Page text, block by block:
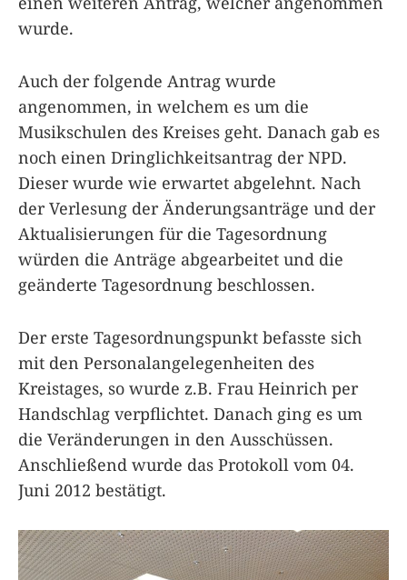
wurde.
Auch der folgende Antrag wurde
angenommen, in welchem es um die
Musikschulen des Kreises geht. Danach gab es
noch einen Dringlichkeitsantrag der NPD.
Dieser wurde wie erwartet abgelehnt. Nach
der Verlesung der Änderungsanträge und der
Aktualisierungen für die Tagesordnung
würden die Anträge abgearbeitet und die
geänderte Tagesordnung beschlossen.
Der erste Tagesordnungspunkt befasste sich
mit den Personalangelegenheiten des
Kreistages, so wurde z.B. Frau Heinrich per
Handschlag verpflichtet. Danach ging es um
die Veränderungen in den Ausschüssen.
Anschließend wurde das Protokoll vom 04.
Juni 2012 bestätigt.